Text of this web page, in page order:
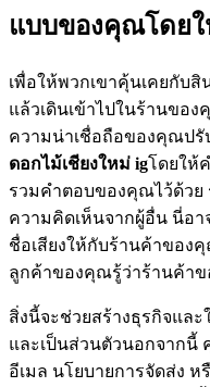
แบบของคุณโดย
เพื่อให้พวกเขาคุ้นเคยกับ
แล้วเดินเข้าไปในร้านของ
ความน่าเชื่อถือของคุณปรั
ดอกไม้เชียงใหม่ igโดยให้
รวมคำตอบของคุณไว้ด้วย
ความคิดเห็นจากผู้อื่น นี่อา
ชื่อเสียงให้กับร้านค้าของ
ลูกค้าของคุณรู้ว่าร้านค้า
สิ่งนี้จะช่วยสร้างธุรกิจแล
และเป็นส่วนตัวนอกจากนี้
อีเมล นโยบายการจัดส่ง